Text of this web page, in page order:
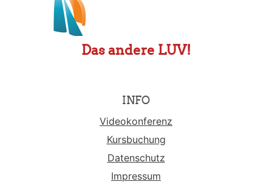
Das andere LUV!
INFO
Videokonferenz
Kursbuchung
Datenschutz
Impressum